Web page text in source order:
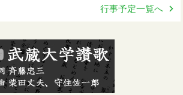
行事予定一覧へ